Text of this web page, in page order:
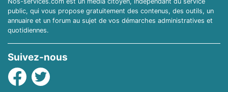
public, qui vous propose gratuitement des contenus, des outils, un
annuaire et un forum au sujet de vos démarches administratives et
quotidiennes.
Suivez-nous
Facebook
Twitter